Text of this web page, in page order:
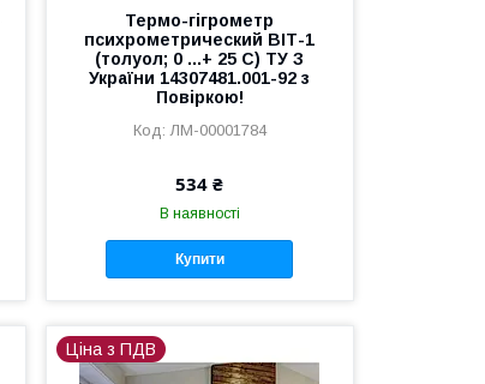
Термо-гігрометр
психрометрический ВІТ-1
(толуол; 0 ...+ 25 C) ТУ З
України 14307481.001-92 з
Повіркою!
ЛМ-00001784
534 ₴
В наявності
Купити
Ціна з ПДВ